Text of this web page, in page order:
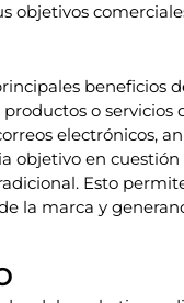
objetivos
beneficios
o servicios
electrónicos,
objetivo en
Esto
la marca y